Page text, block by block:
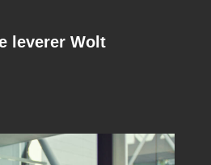
leverer Wolt